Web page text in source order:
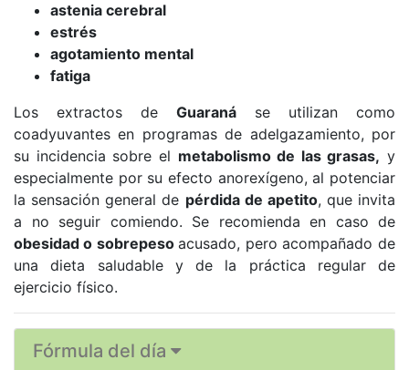
astenia cerebral
estrés
agotamiento mental
fatiga
Los extractos de Guaraná se utilizan como
coadyuvantes en programas de adelgazamiento, por
su incidencia sobre el metabolismo de las grasas, y
especialmente por su efecto anorexígeno, al potenciar
la sensación general de pérdida de apetito, que invita
a no seguir comiendo. Se recomienda en caso de
obesidad o sobrepesoacusado, pero acompañado de
una dieta saludable y de la práctica regular de
ejercicio físico.
Fórmula del día